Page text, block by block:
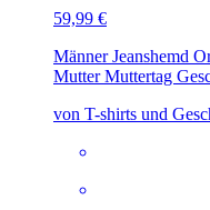
59,99 €
Männer Jeanshemd
Mutter Muttertag
von T-shirts und